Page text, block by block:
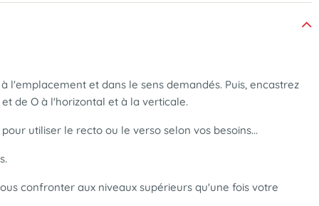
l'emplacement et dans le sens demandés. Puis, encastrez
de O à l'horizontal et à la verticale.
utiliser le recto ou le verso selon vos besoins...
confronter aux niveaux supérieurs qu'une fois votre